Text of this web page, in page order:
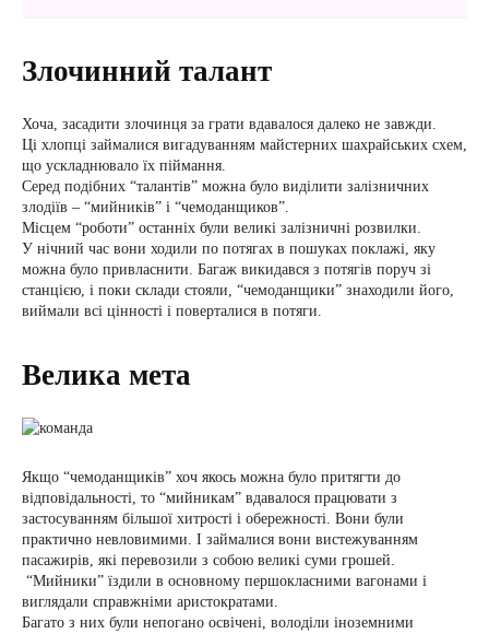
Злочинний талант
Хоча, засадити злочинця за грати вдавалося далеко не завжди.
Ці хлопці займалися вигадуванням майстерних шахрайських схем,
що ускладнювало їх піймання.
Серед подібних “талантів” можна було виділити залізничних
злодіїв – “мийників” і “чемоданщиков”.
Місцем “роботи” останніх були великі залізничні розвилки.
У нічний час вони ходили по потягах в пошуках поклажі, яку
можна було привласнити. Багаж викидався з потягів поруч зі
станцією, і поки склади стояли, “чемоданщики” знаходили його,
виймали всі цінності і поверталися в потяги.
Велика мета
Якщо “чемоданщиків” хоч якось можна було притягти до
відповідальності, то “мийникам” вдавалося працювати з
застосуванням більшої хитрості і обережності. Вони були
практично невловимими. І займалися вони вистежуванням
пасажирів, які перевозили з собою великі суми грошей.
“Мийники” їздили в основному першокласними вагонами і
виглядали справжніми аристократами.
Багато з них були непогано освічені, володіли іноземними